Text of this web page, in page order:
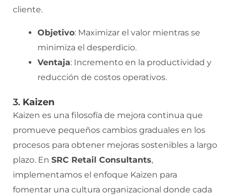
cliente.
Objetivo: Maximizar el valor mientras se
minimiza el desperdicio.
Ventaja: Incremento en la productividad y
reducción de costos operativos.
3. Kaizen
Kaizen es una filosofía de mejora continua que
promueve pequeños cambios graduales en los
procesos para obtener mejoras sostenibles a largo
plazo. En SRC Retail Consultants,
implementamos el enfoque Kaizen para
fomentar una cultura organizacional donde cada